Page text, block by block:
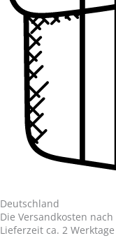
Deutschland
Die Versandkosten nach
Lieferzeit ca. 2 Werktage